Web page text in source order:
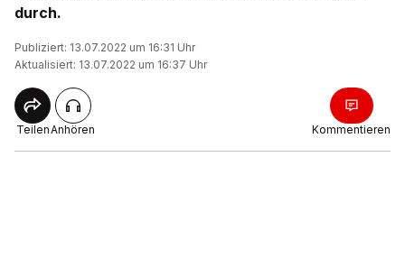
durch.
Publiziert: 13.07.2022 um 16:31 Uhr
Aktualisiert: 13.07.2022 um 16:37 Uhr
TeilenAnhören Kommentieren